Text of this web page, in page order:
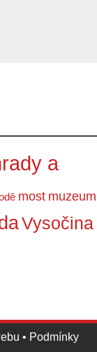
a
most muzeum
Vysočina
• Podmínky